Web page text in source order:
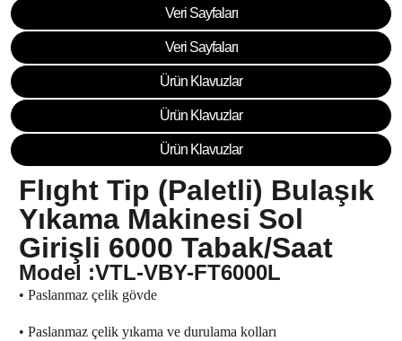
Flıght Tip (Paletli) Bulaşık
Yıkama Makinesi Sol
Girişli 6000 Tabak/Saat
Model :VTL-VBY-FT6000L
• Paslanmaz çelik gövde
• Paslanmaz çelik yıkama ve durulama kolları
Veri Sayfaları
Veri Sayfaları
Ürün Klavuzlar
Ürün Klavuzlar
Ürün Klavuzlar